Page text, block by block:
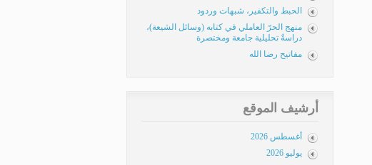
الحبط والتكفير، شبهات وردود
منهج الحرّ العاملي في كتابه (وسائل الشيعة)،
دراسةٌ تحليلية جامعة ومختصرة
مفاتيح رضا الله
أرشيف الموقع
أغسطس 2026
يوليو 2026